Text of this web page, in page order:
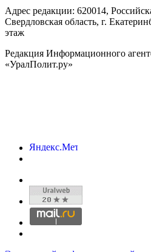
Адрес редакции: 620014,
Свердловская область, г.
этаж
Редакция Информационного
«УралПолит.ру»